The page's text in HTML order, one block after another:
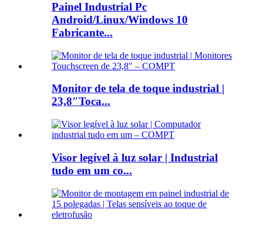
Painel Industrial Pc
Android/Linux/Windows 10
Fabricante...
Monitor de tela de toque industrial |
23,8″Toca...
Visor legível à luz solar | Industrial
tudo em um co...